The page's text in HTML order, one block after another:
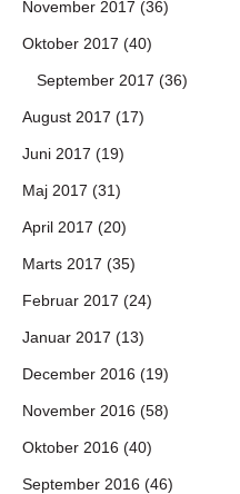
November 2017 (36)
Oktober 2017 (40)
September 2017 (36)
August 2017 (17)
Juni 2017 (19)
Maj 2017 (31)
April 2017 (20)
Marts 2017 (35)
Februar 2017 (24)
Januar 2017 (13)
December 2016 (19)
November 2016 (58)
Oktober 2016 (40)
September 2016 (46)